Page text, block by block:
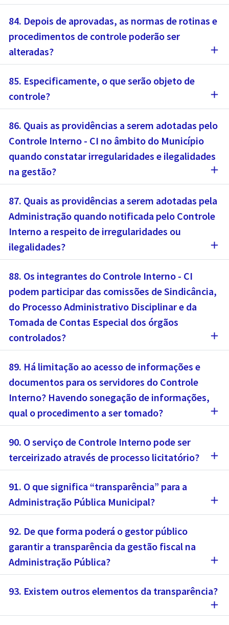
84. Depois de aprovadas, as normas de rotinas e
procedimentos de controle poderão ser
alteradas?
add
85. Especificamente, o que serão objeto de
controle?
add
86. Quais as providências a serem adotadas pelo
Controle Interno - CI no âmbito do Município
quando constatar irregularidades e ilegalidades
na gestão?
add
87. Quais as providências a serem adotadas pela
Administração quando notificada pelo Controle
Interno a respeito de irregularidades ou
ilegalidades?
add
88. Os integrantes do Controle Interno - CI
podem participar das comissões de Sindicância,
do Processo Administrativo Disciplinar e da
Tomada de Contas Especial dos órgãos
controlados?
add
89. Há limitação ao acesso de informações e
documentos para os servidores do Controle
Interno? Havendo sonegação de informações,
qual o procedimento a ser tomado?
add
90. O serviço de Controle Interno pode ser
terceirizado através de processo licitatório?
add
91. O que significa “transparência” para a
Administração Pública Municipal?
add
92. De que forma poderá o gestor público
garantir a transparência da gestão fiscal na
Administração Pública?
add
93. Existem outros elementos da transparência?
add